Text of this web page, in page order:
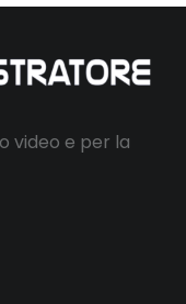
video e per la